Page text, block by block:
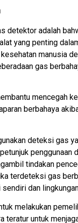
detektor adalah
yang penting
manusia
gas
mencegah
berbahaya
deteksi gas
penggunaan
tindakan
terdeteksi gas
dan
melakukan
teratur untuk